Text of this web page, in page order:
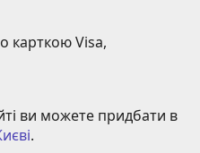
карткою Visa,
ви можете придбати в
.